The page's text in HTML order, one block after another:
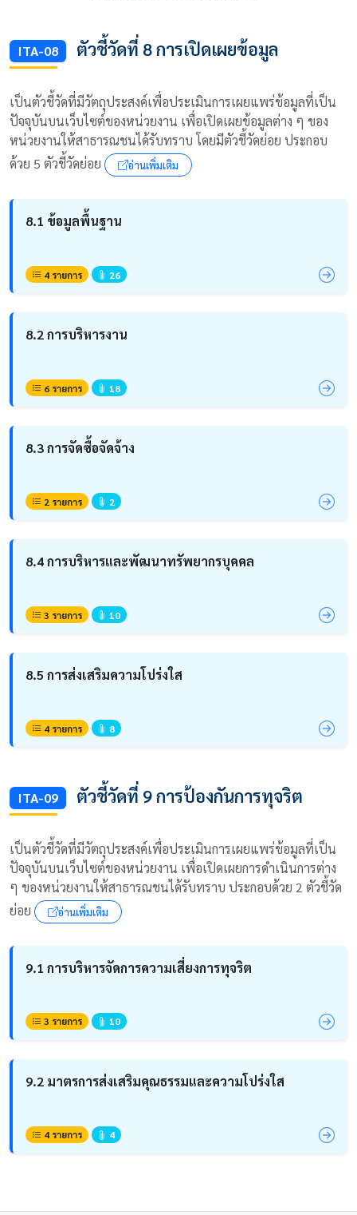
ITA-08 ตัวชี้วัดที่ 8 การเปิดเผยข้อมูล
เป็นตัวชี้วัดที่มีวัตถุประสงค์เพื่อประเมินการเผยแพร่ข้อมูลที่เป็น
ปัจจุบันบนเว็บไซต์ของหน่วยงาน เพื่อเปิดเผยข้อมูลต่าง ๆ ของ
หน่วยงานให้สาธารณชนได้รับทราบ โดยมีตัวชี้วัดย่อย ประกอบ
ด้วย 5 ตัวชี้วัดย่อย
อ่านเพิ่มเติม
8.1 ข้อมูลพื้นฐาน
4 รายการ 26
8.2 การบริหารงาน
6 รายการ 18
8.3 การจัดซื้อจัดจ้าง
2 รายการ 2
8.4 การบริหารและพัฒนาทรัพยากรบุคคล
3 รายการ 10
8.5 การส่งเสริมความโปร่งใส
4 รายการ 8
ITA-09 ตัวชี้วัดที่ 9 การป้องกันการทุจริต
เป็นตัวชี้วัดที่มีวัตถุประสงค์เพื่อประเมินการเผยแพร่ข้อมูลที่เป็น
ปัจจุบันบนเว็บไซต์ของหน่วยงาน เพื่อเปิดเผยการดำเนินการต่าง
ๆ ของหน่วยงานให้สาธารณชนได้รับทราบ ประกอบด้วย 2 ตัวชี้วัด
ย่อย
อ่านเพิ่มเติม
9.1 การบริหารจัดการความเสี่ยงการทุจริต
3 รายการ 10
9.2 มาตรการส่งเสริมคุณธรรมและความโปร่งใส
4 รายการ 4